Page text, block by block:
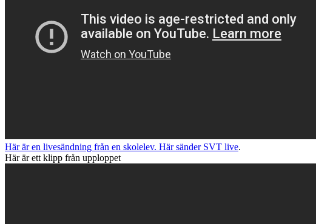
Här är en livesändning från en skolelev. Här sänder SVT live.
Här är ett klipp från upploppet